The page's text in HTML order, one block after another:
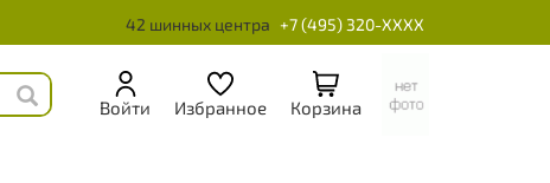
42 шинных центра +7 (495) 320-XXXX
Войти Избранное Корзина